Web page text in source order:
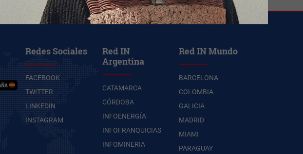
Redes Sociales
FACEBOOK
TWITTER
LINKEDIN
INSTAGRAM
Red IN
Argentina
CATAMARCA
CÓRDOBA
INFOENERGÍA
INFOFRANQUICIAS
INFOMINERIA
Red IN Mundo
BARCELONA
COLOMBIA
GALICIA
MADRID
MIAMI
PARAGUAY